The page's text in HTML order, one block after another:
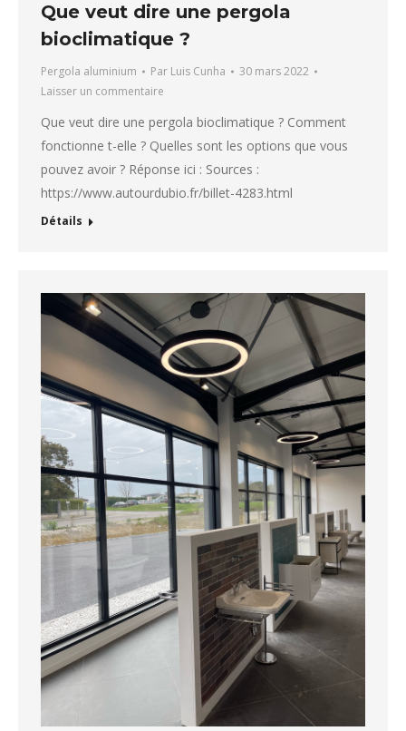
Que veut dire une pergola
bioclimatique ?
Pergola aluminium Par Luis Cunha
30 mars 2022
Laisser un commentaire
Que veut dire une pergola bioclimatique ? Comment
fonctionne t-elle ? Quelles sont les options que vous
pouvez avoir ? Réponse ici : Sources :
https://www.autourdubio.fr/billet-4283.html
Détails